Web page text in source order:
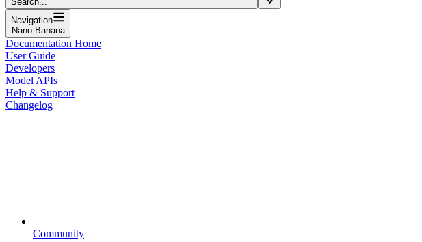
Navigation
Nano Banana
Documentation Home
User Guide
Developers
Model APIs
Help & Support
Changelog
Community